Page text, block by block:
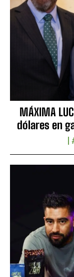
MÁXIMA
dólares en